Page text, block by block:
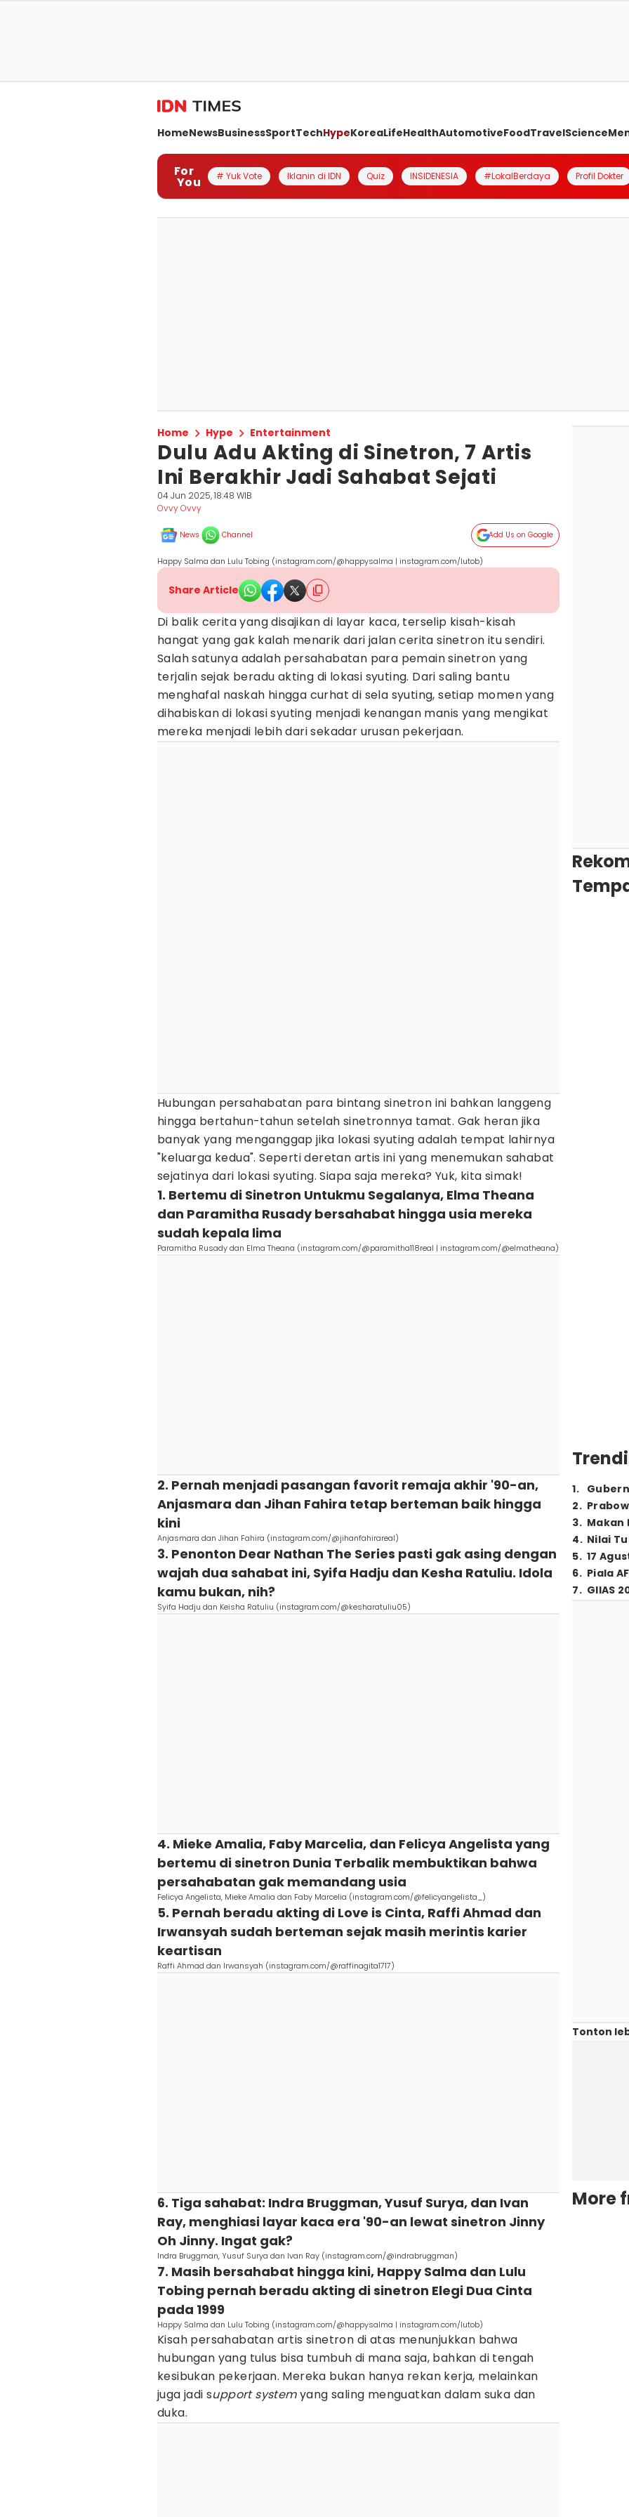
HomeNewsBusinessSportTechHypeKoreaLifeHealthAutomotiveFoodTravelScience
For
You # Yuk Vote Iklanin di IDN Quiz INSIDENESIA #LokalBerdaya Profil Dokter
Home Hype Entertainment
Dulu Adu Akting di Sinetron, 7 Artis
Ini Berakhir Jadi Sahabat Sejati
04 Jun 2025, 18:48 WIB
Ovvy Ovvy
News Channel Add Us on Google
Happy Salma dan Lulu Tobing (instagram.com/@happysalma | instagram.com/lutob)
Share Article
Di balik cerita yang disajikan di layar kaca, terselip kisah-kisah
hangat yang gak kalah menarik dari jalan cerita sinetron itu sendiri.
Salah satunya adalah persahabatan para pemain sinetron yang
terjalin sejak beradu akting di lokasi syuting. Dari saling bantu
menghafal naskah hingga curhat di sela syuting, setiap momen yang
dihabiskan di lokasi syuting menjadi kenangan manis yang mengikat
mereka menjadi lebih dari sekadar urusan pekerjaan.
Hubungan persahabatan para bintang sinetron ini bahkan langgeng
hingga bertahun-tahun setelah sinetronnya tamat. Gak heran jika
banyak yang menganggap jika lokasi syuting adalah tempat lahirnya
"keluarga kedua". Seperti deretan artis ini yang menemukan sahabat
sejatinya dari lokasi syuting. Siapa saja mereka? Yuk, kita simak!
1. Bertemu di Sinetron Untukmu Segalanya, Elma Theana
dan Paramitha Rusady bersahabat hingga usia mereka
sudah kepala lima
Paramitha Rusady dan Elma Theana (instagram.com/@paramitha118real | instagram.com/@elmatheana)
2. Pernah menjadi pasangan favorit remaja akhir '90-an,
Anjasmara dan Jihan Fahira tetap berteman baik hingga
kini
Anjasmara dan Jihan Fahira (instagram.com/@jihanfahirareal)
3. Penonton Dear Nathan The Series pasti gak asing dengan
wajah dua sahabat ini, Syifa Hadju dan Kesha Ratuliu. Idola
kamu bukan, nih?
Syifa Hadju dan Keisha Ratuliu (instagram.com/@kesharatuliu05)
4. Mieke Amalia, Faby Marcelia, dan Felicya Angelista yang
bertemu di sinetron Dunia Terbalik membuktikan bahwa
persahabatan gak memandang usia
Felicya Angelista, Mieke Amalia dan Faby Marcelia (instagram.com/@felicyangelista_)
5. Pernah beradu akting di Love is Cinta, Raffi Ahmad dan
Irwansyah sudah berteman sejak masih merintis karier
keartisan
Raffi Ahmad dan Irwansyah (instagram.com/@raffinagita1717)
6. Tiga sahabat: Indra Bruggman, Yusuf Surya, dan Ivan
Ray, menghiasi layar kaca era '90-an lewat sinetron Jinny
Oh Jinny. Ingat gak?
Indra Bruggman, Yusuf Surya dan Ivan Ray (instagram.com/@indrabruggman)
7. Masih bersahabat hingga kini, Happy Salma dan Lulu
Tobing pernah beradu akting di sinetron Elegi Dua Cinta
pada 1999
Happy Salma dan Lulu Tobing (instagram.com/@happysalma | instagram.com/lutob)
Kisah persahabatan artis sinetron di atas menunjukkan bahwa
hubungan yang tulus bisa tumbuh di mana saja, bahkan di tengah
kesibukan pekerjaan. Mereka bukan hanya rekan kerja, melainkan
juga jadi support systemyang saling menguatkan dalam suka dan
duka.
1.
2.
3. Makan
4. Nilai
5. 17
6. Piala
7. GIIAS
Tonton
More